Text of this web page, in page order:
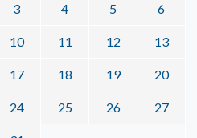
3 4 5 6
10 11 12 13
17 18 19 20
24 25 26 27